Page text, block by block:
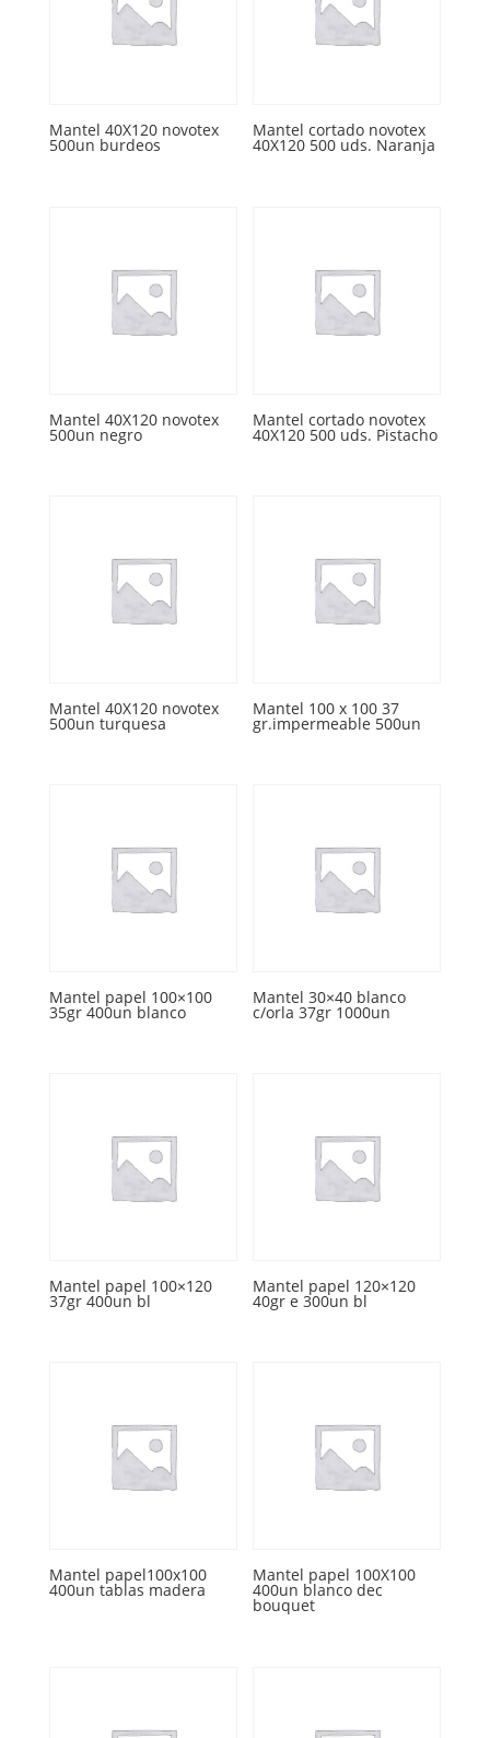
Mantel 40X120 novotex
500un burdeos
Mantel cortado novotex
40X120 500 uds. Naranja
Mantel 40X120 novotex
500un negro
Mantel cortado novotex
40X120 500 uds. Pistacho
Mantel 40X120 novotex
500un turquesa
Mantel 100 x 100 37
gr.impermeable 500un
Mantel papel 100×100
35gr 400un blanco
Mantel 30×40 blanco
c/orla 37gr 1000un
Mantel papel 100×120
37gr 400un bl
Mantel papel 120×120
40gr e 300un bl
Mantel papel100x100
400un tablas madera
Mantel papel 100X100
400un blanco dec
bouquet